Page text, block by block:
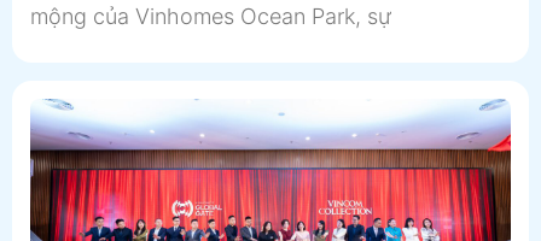
mộng của Vinhomes Ocean Park, sự